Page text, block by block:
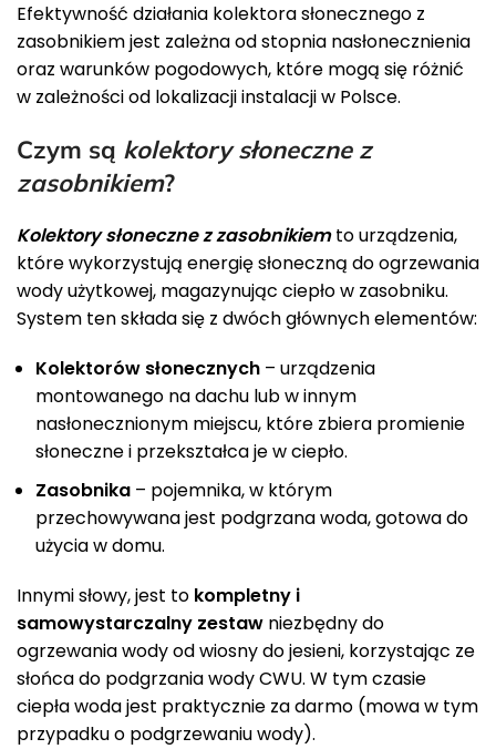
Efektywność działania kolektora słonecznego z
zasobnikiem jest zależna od stopnia nasłonecznienia
oraz warunków pogodowych, które mogą się różnić
w zależności od lokalizacji instalacji w Polsce.
Czym są kolektory słoneczne z
zasobnikiem?
Kolektory słoneczne z zasobnikiemto urządzenia,
które wykorzystują energię słoneczną do ogrzewania
wody użytkowej, magazynując ciepło w zasobniku.
System ten składa się z dwóch głównych elementów:
Kolektorów słonecznych – urządzenia
montowanego na dachu lub w innym
nasłonecznionym miejscu, które zbiera promienie
słoneczne i przekształca je w ciepło.
Zasobnika – pojemnika, w którym
przechowywana jest podgrzana woda, gotowa do
użycia w domu.
Innymi słowy, jest to kompletny i
samowystarczalny zestaw niezbędny do
ogrzewania wody od wiosny do jesieni, korzystając ze
słońca do podgrzania wody CWU. W tym czasie
ciepła woda jest praktycznie za darmo (mowa w tym
przypadku o podgrzewaniu wody).